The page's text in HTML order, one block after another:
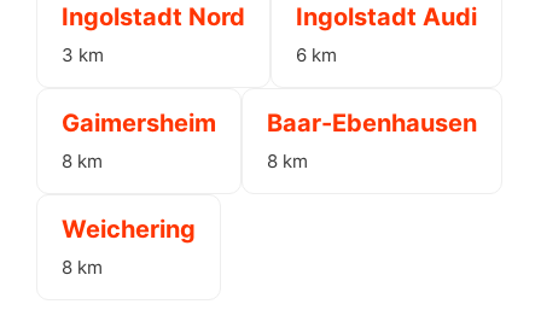
Ingolstadt Nord
3 km
Ingolstadt Audi
6 km
Gaimersheim
8 km
Baar-Ebenhausen
8 km
Weichering
8 km